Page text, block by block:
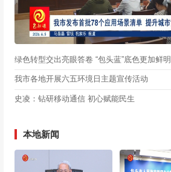
绿色转型交出亮眼答卷 “包头蓝”底色更加鲜明
我市各地开展六五环境日主题宣传活动
史凌：钻研移动通信 初心赋能民生
本地新闻